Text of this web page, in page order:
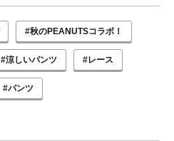
#秋のPEANUTSコラボ！
#涼しいパンツ #レース
#パンツ